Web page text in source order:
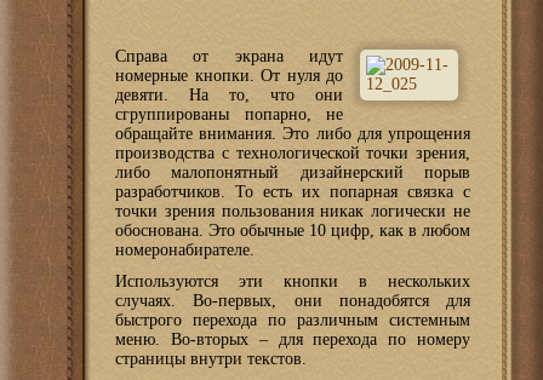
Справа от экрана идут
номерные кнопки. От нуля до
девяти. На то, что они
сгруппированы попарно, не
обращайте внимания. Это либо для упрощения
производства с технологической точки зрения,
либо малопонятный дизайнерский порыв
разработчиков. То есть их попарная связка с
точки зрения пользования никак логически не
обоснована. Это обычные 10 цифр, как в любом
номеронабирателе.
Используются эти кнопки в нескольких
случаях. Во-первых, они понадобятся для
быстрого перехода по различным системным
меню. Во-вторых – для перехода по номеру
страницы внутри текстов.